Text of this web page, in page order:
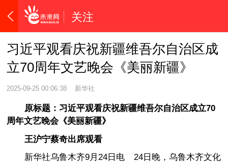
关注
习近平观看庆祝新疆维吾尔自治区成
立70周年文艺晚会《美丽新疆》
2025-09-25 00:06:38 新华社
原标题： 习近平观看庆祝新疆维吾尔自治区成立70
周年文艺晚会《美丽新疆》
王沪宁蔡奇出席观看
新华社乌鲁木齐9月24日电 24日晚，乌鲁木齐文化